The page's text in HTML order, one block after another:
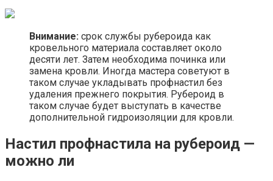
Внимание: срок службы рубероида как
кровельного материала составляет около
десяти лет. Затем необходима починка или
замена кровли. Иногда мастера советуют в
таком случае укладывать профнастил без
удаления прежнего покрытия. Рубероид в
таком случае будет выступать в качестве
дополнительной гидроизоляции для кровли.
Настил профнастила на рубероид —
можно ли